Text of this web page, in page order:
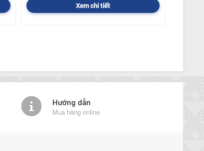
Xem chi tiết
Hướng dẫn
Mua hàng online